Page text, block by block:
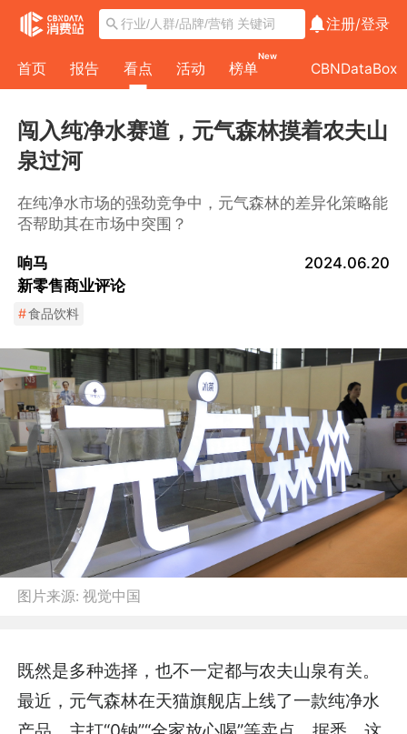
注册/登录
首页 报告 看点 活动 榜单
New
CBNDataBox
闯入纯净水赛道，元气森林摸着农夫山
泉过河
在纯净水市场的强劲竞争中，元气森林的差异化策略能
否帮助其在市场中突围？
响马
新零售商业评论
2024.06.20
#食品饮料
图片来源:视觉中国
既然是多种选择，也不一定都与农夫山泉有关。
最近，元气森林在天猫旗舰店上线了一款纯净水